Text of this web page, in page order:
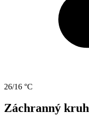
26/16 °C
Záchranný kruh